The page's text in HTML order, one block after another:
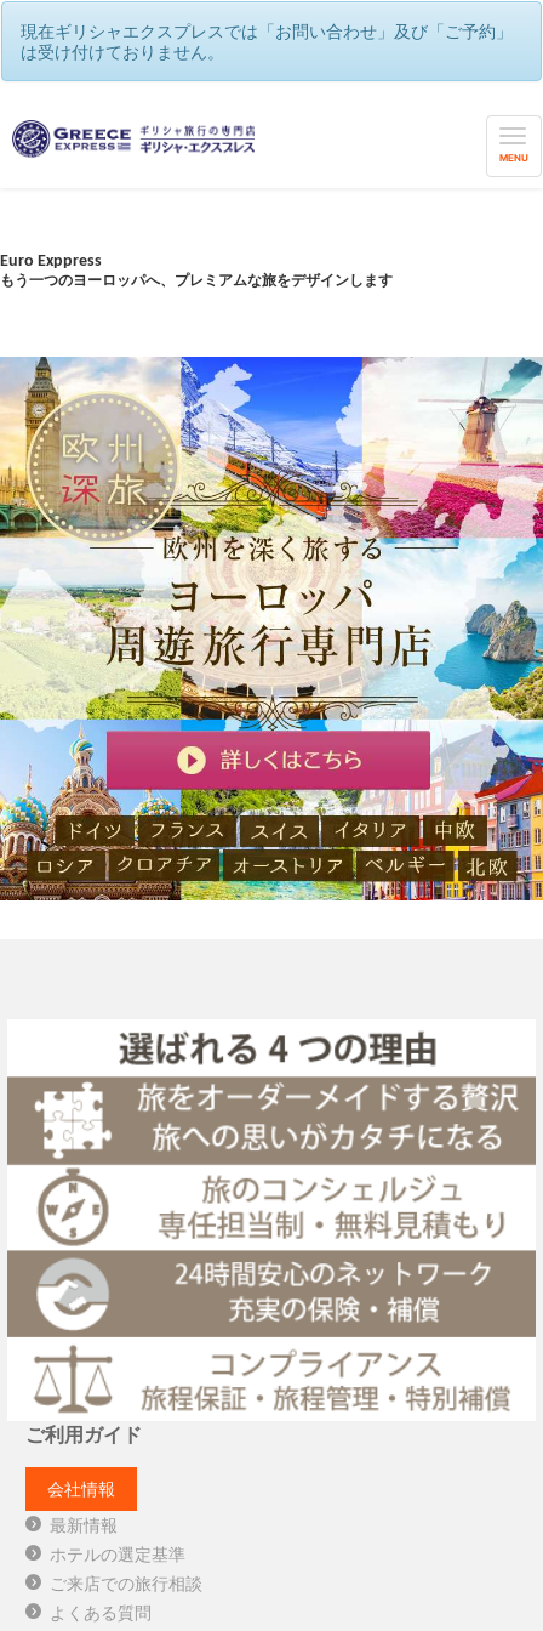
現在ギリシャエクスプレスでは「お問い合わせ」及び「ご予約」
は受け付けておりません。
MENU
お客様旅行記
Euro Exppress
もう一つのヨーロッパへ、プレミアムな旅をデザインします
ご利用ガイド
会社情報
最新情報
ホテルの選定基準
ご来店での旅行相談
よくある質問